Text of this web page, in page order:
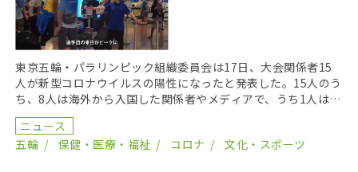
東京五輪・パラリンピック組織委員会は17日、大会関係者15
人が新型コロナウイルスの陽性になったと発表した。15人のう
ち、8人は海外から入国した関係者やメディアで、うち1人は選
手村に滞在している。いずれも、入国から14日間 […]
ニュース
五輪
保健・医療・福祉 コロナ 文化・スポーツ